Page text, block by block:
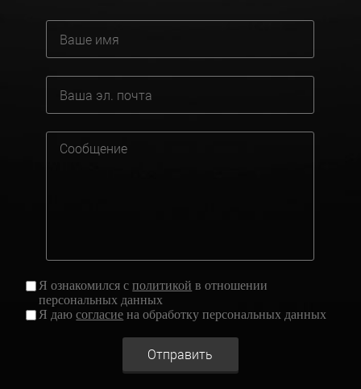
Я ознакомился сполитикой в отношении
персональных данных
Я даюсогласие на обработку персональных данных
Отправить